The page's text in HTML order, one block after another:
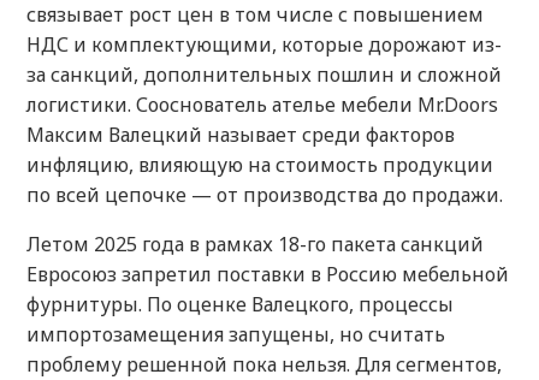
связывает рост цен в том числе с повышением
НДС и комплектующими, которые дорожают из-
за санкций, дополнительных пошлин и сложной
логистики. Сооснователь ателье мебели Mr.Doors
Максим Валецкий называет среди факторов
инфляцию, влияющую на стоимость продукции
по всей цепочке — от производства до продажи.
Летом 2025 года в рамках 18-го пакета санкций
Евросоюз запретил поставки в Россию мебельной
фурнитуры. По оценке Валецкого, процессы
импортозамещения запущены, но считать
проблему решенной пока нельзя. Для сегментов,